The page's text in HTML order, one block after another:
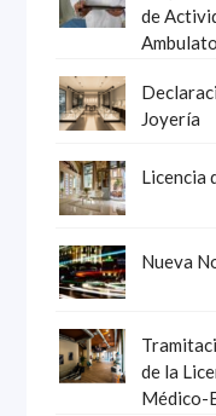
de
Joyería
Licencia
Nueva
de la
Médico-